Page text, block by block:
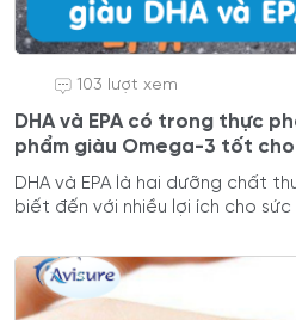
103 lượt xem
DHA và EPA có trong thực
phẩm giàu Omega-3 tốt
DHA và EPA là hai dưỡng chất
biết đến với nhiều lợi ích cho sức